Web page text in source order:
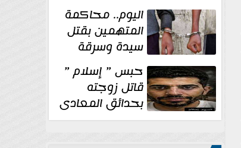
الإنشائية لأحد
مراكز الإصلاح والتأهيل
اليوم.. محاكمة
المتهمين بقتل
سيدة وسرقة
ذهبها في بولاق
الدكرور حبس ” إسلام ”
قاتل زوجته
بحدائق المعادى
١٥ يوم أخرى